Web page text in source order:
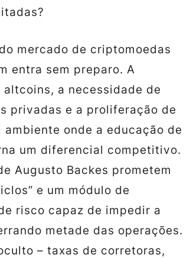
mercado de criptomoedas
entra sem preparo. A
a necessidade de
privadas e a proliferação de
ambiente onde a educação de
um diferencial competitivo.
Augusto Backes prometem
e um módulo de
risco capaz de impedir a
metade das operações.
– taxas de corretoras,